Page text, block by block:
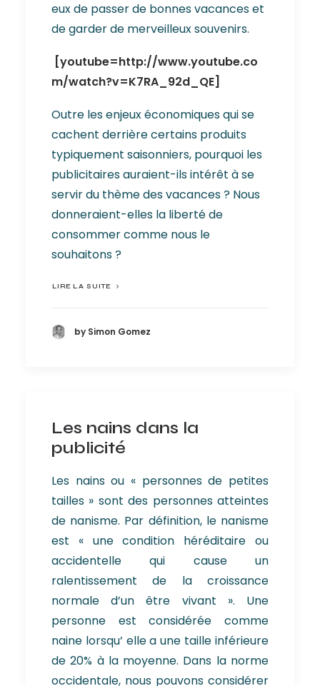
eux de passer de bonnes vacances et
de garder de merveilleux souvenirs.
[youtube=http://www.youtube.co
m/watch?v=K7RA_92d_QE]
Outre les enjeux économiques qui se
cachent derrière certains produits
typiquement saisonniers, pourquoi les
publicitaires auraient-ils intérêt à se
servir du thème des vacances ? Nous
donneraient-elles la liberté de
consommer comme nous le
souhaitons ?
LIRE LA SUITE
by Simon Gomez
Les nains dans la
publicité
Les nains ou « personnes de petites
tailles » sont des personnes atteintes
de nanisme. Par définition, le nanisme
est « une condition héréditaire ou
accidentelle qui cause un
ralentissement de la croissance
normale d’un être vivant ». Une
personne est considérée comme
naine lorsqu’ elle a une taille inférieure
de 20% à la moyenne. Dans la norme
occidentale, nous pouvons considérer